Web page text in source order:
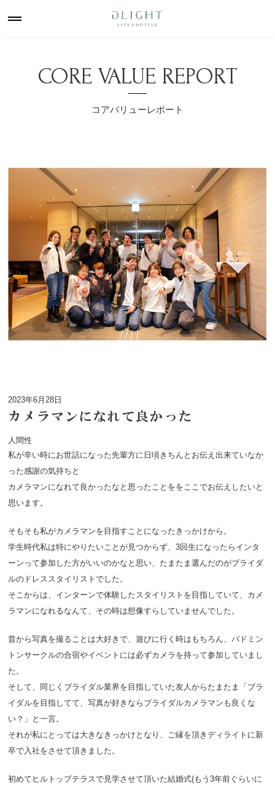
CORE VALUE REPORT
コアバリューレポート
2023年6月28日
カメラマンになれて良かった
人間性
私が辛い時にお世話になった先輩方に日頃きちんとお伝え出来ていなか
った感謝の気持ちと
カメラマンになれて良かったなと思ったことををここでお伝えしたいと
思います。
そもそも私がカメラマンを目指すことになったきっかけから。
学生時代私は特にやりたいことが見つからず、3回生になったらインタ
ーンって参加した方がいいのかなと思い、たまたま選んだのがブライダ
ルのドレススタイリストでした。
そこからは、インターンで体験したスタイリストを目指していて、カメ
ラマンになれるなんて、その時は想像すらしていませんでした。
昔から写真を撮ることは大好きで、遊びに行く時はもちろん、バドミン
トンサークルの合宿やイベントには必ずカメラを持って参加していまし
た。
そして、同じくブライダル業界を目指していた友人からたまたま「ブラ
イダルを目指してて、写真が好きならブライダルカメラマンも良くな
い？」と一言。
それが私にとっては大きなきっかけとなり、ご縁を頂きディライトに新
卒で入社をさせて頂きました。
初めてヒルトップテラスで見学させて頂いた結婚式(もう3年前ぐらいに